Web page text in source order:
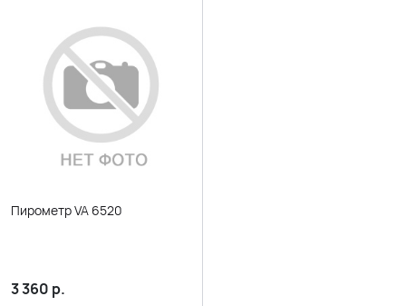
Пирометр VA 6520
3 360 р.